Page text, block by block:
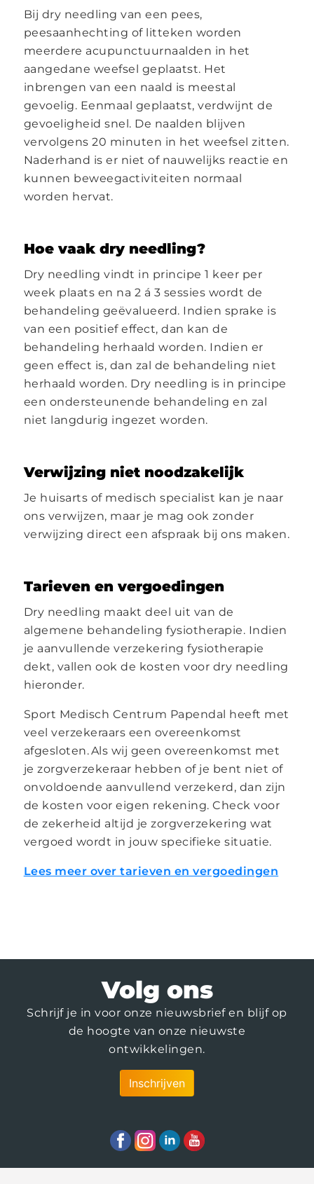
Bij dry needling van een pees,
peesaanhechting of litteken worden
meerdere acupunctuurnaalden in het
aangedane weefsel geplaatst. Het
inbrengen van een naald is meestal
gevoelig. Eenmaal geplaatst, verdwijnt de
gevoeligheid snel. De naalden blijven
vervolgens 20 minuten in het weefsel zitten.
Naderhand is er niet of nauwelijks reactie en
kunnen beweegactiviteiten normaal
worden hervat.
Hoe vaak dry needling?
Dry needling vindt in principe 1 keer per
week plaats en na 2 á 3 sessies wordt de
behandeling geëvalueerd. Indien sprake is
van een positief effect, dan kan de
behandeling herhaald worden. Indien er
geen effect is, dan zal de behandeling niet
herhaald worden. Dry needling is in principe
een ondersteunende behandeling en zal
niet langdurig ingezet worden.
Verwijzing niet noodzakelijk
Je huisarts of medisch specialist kan je naar
ons verwijzen, maar je mag ook zonder
verwijzing direct een afspraak bij ons maken.
Tarieven en vergoedingen
Dry needling maakt deel uit van de
algemene behandeling fysiotherapie. Indien
je aanvullende verzekering fysiotherapie
dekt, vallen ook de kosten voor dry needling
hieronder.
Sport Medisch Centrum Papendal heeft met
veel verzekeraars een overeenkomst
afgesloten. Als wij geen overeenkomst met
je zorgverzekeraar hebben of je bent niet of
onvoldoende aanvullend verzekerd, dan zijn
de kosten voor eigen rekening. Check voor
de zekerheid altijd je zorgverzekering wat
vergoed wordt in jouw specifieke situatie.
Lees meer over tarieven en vergoedingen
Volg ons
Schrijf je in voor onze nieuwsbrief en blijf op
de hoogte van onze nieuwste
ontwikkelingen.
Inschrijven